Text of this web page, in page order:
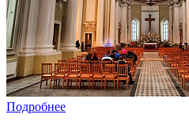
Подробнее